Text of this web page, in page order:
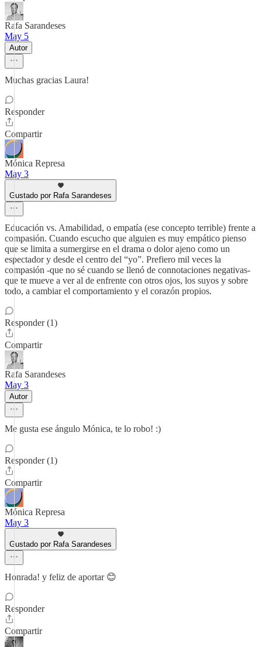
Rafa Sarandeses
May 5
Autor
Muchas gracias Laura!
Responder
Compartir
Mónica Represa
May 3
Gustado por Rafa Sarandeses
Educación vs. Amabilidad, o empatía (ese concepto terrible) frente a
compasión. Cuando escucho que alguien es muy empático pienso
que se limita a sumergirse en el drama o dolor ajeno como un
espectador y desde el centro del “yo”. Prefiero mil veces la
compasión -que no sé cuando se llenó de connotaciones negativas-
que te mueve a ver al de enfrente con otros ojos, los suyos y sobre
todo, a cambiar el comportamiento y el corazón propios.
Responder (1)
Compartir
Rafa Sarandeses
May 3
Autor
Me gusta ese ángulo Mónica, te lo robo! :)
Responder (1)
Compartir
Mónica Represa
May 3
Gustado por Rafa Sarandeses
Honrada! y feliz de aportar 😊
Responder
Compartir